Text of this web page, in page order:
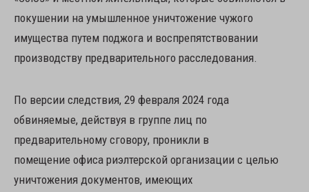
покушении на умышленное уничтожение чужого
имущества путем поджога и воспрепятствовании
производству предварительного расследования.
По версии следствия, 29 февраля 2024 года
обвиняемые, действуя в группе лиц по
предварительному сговору, проникли в
помещение офиса риэлтерской организации с целью
уничтожения документов, имеющих